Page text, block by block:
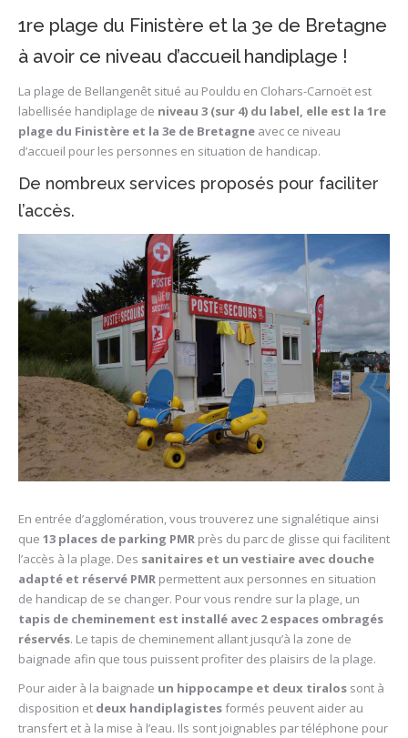
1re plage du Finistère et la 3e de Bretagne
à avoir ce niveau d’accueil handiplage !
La plage de Bellangenêt situé au Pouldu en Clohars-Carnoët est
labellisée handiplage de niveau 3 (sur 4) du label, elle est la 1re
plage du Finistère et la 3e de Bretagne avec ce niveau
d’accueil pour les personnes en situation de handicap.
De nombreux services proposés pour faciliter
l’accès.
En entrée d’agglomération, vous trouverez une signalétique ainsi
que 13 places de parking PMR près du parc de glisse qui facilitent
l’accès à la plage. Des sanitaires et un vestiaire avec douche
adapté et réservé PMR permettent aux personnes en situation
de handicap de se changer. Pour vous rendre sur la plage, un
tapis de cheminement est installé avec 2 espaces ombragés
réservés. Le tapis de cheminement allant jusqu’à la zone de
baignade afin que tous puissent profiter des plaisirs de la plage.
Pour aider à la baignade un hippocampe et deux tiralos sont à
disposition et deux handiplagistesformés peuvent aider au
transfert et à la mise à l’eau. Ils sont joignables par téléphone pour